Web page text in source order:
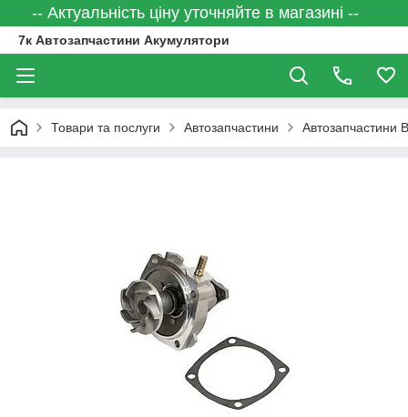
-- Актуальність ціну уточняйте в магазині --
7к Автозапчастини Акумулятори
Товари та послуги Автозапчастини Автозапчастини